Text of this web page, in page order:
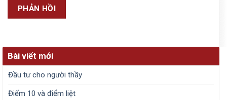
Bài viết mới
Đầu tư cho người thầy
Điểm 10 và điểm liệt